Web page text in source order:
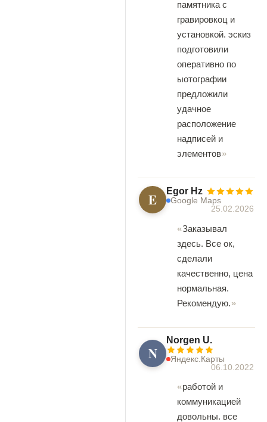
памятника с
гравировкоц и
установкой. эскиз
подготовили
оперативно по
ыотографии
предложили
удачное
расположение
надписей и
элементов
E Egor Hz
Google Maps
25.02.2026
Заказывал
здесь. Все ок,
сделали
качественно, цена
нормальная.
Рекомендую.
N
Norgen U.
Яндекс.Карты
06.10.2022
работой и
коммуникацией
довольны. все